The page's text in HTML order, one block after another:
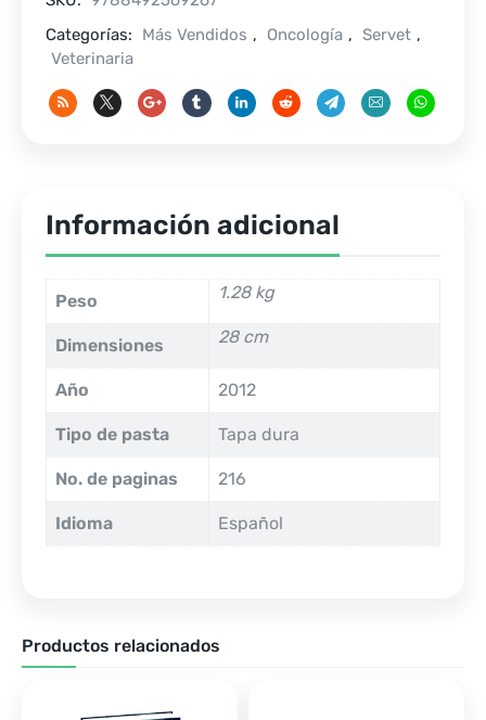
Categorías:
Más Vendidos , Oncología , Servet ,
Veterinaria
Información adicional
Peso 1.28 kg
Dimensiones 28 cm
Año 2012
Tipo de pasta Tapa dura
No. de paginas 216
Idioma Español
Productos relacionados